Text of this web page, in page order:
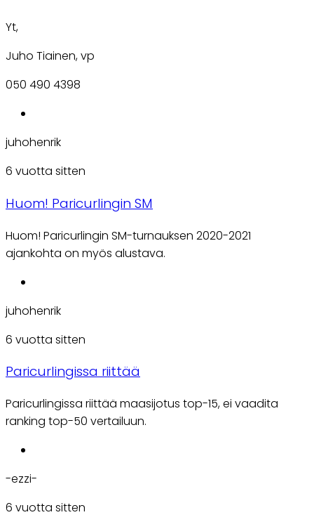
Yt,
Juho Tiainen, vp
050 490 4398
juhohenrik
6 vuotta sitten
Huom! Paricurlingin SM
Huom! Paricurlingin SM-turnauksen 2020-2021
ajankohta on myös alustava.
juhohenrik
6 vuotta sitten
Paricurlingissa riittää
Paricurlingissa riittää maasijotus top-15, ei vaadita
ranking top-50 vertailuun.
-ezzi-
6 vuotta sitten